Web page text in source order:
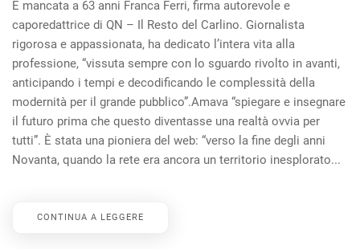
È mancata a 63 anni Franca Ferri, firma autorevole e
caporedattrice di QN – Il Resto del Carlino. Giornalista
rigorosa e appassionata, ha dedicato l’intera vita alla
professione, “vissuta sempre con lo sguardo rivolto in avanti,
anticipando i tempi e decodificando le complessità della
modernità per il grande pubblico”.Amava “spiegare e insegnare
il futuro prima che questo diventasse una realtà ovvia per
tutti”. È stata una pioniera del web: “verso la fine degli anni
Novanta, quando la rete era ancora un territorio inesplorato...
CONTINUA A LEGGERE